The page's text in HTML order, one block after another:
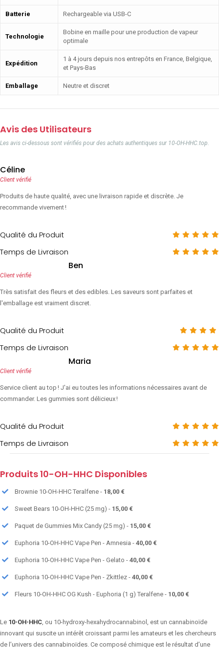
Batterie Rechargeable via USB-C
Technologie
Bobine en maille pour une production de vapeur
optimale
Expédition
1 à 4 jours depuis nos entrepôts en France, Belgique,
et Pays-Bas
Emballage Neutre et discret
Avis des Utilisateurs
Les avis ci-dessous sont vérifiés pour des achats authentiques sur 10-OH-HHC.top.
Céline
Client vérifié
Produits de haute qualité, avec une livraison rapide et discrète. Je
recommande vivement !
Qualité du Produit
Temps de Livraison
Ben
Client vérifié
Très satisfait des fleurs et des edibles. Les saveurs sont parfaites et
l'emballage est vraiment discret.
Qualité du Produit
Temps de Livraison
Maria
Client vérifié
Service client au top ! J'ai eu toutes les informations nécessaires avant de
commander. Les gummies sont délicieux !
Qualité du Produit
Temps de Livraison
Produits 10-OH-HHC Disponibles
Brownie 10-OH-HHC Teralfene - 18,00 €
Sweet Bears 10-OH-HHC (25 mg) - 15,00 €
Paquet de Gummies Mix Candy (25 mg) - 15,00 €
Euphoria 10-OH-HHC Vape Pen - Amnesia - 40,00 €
Euphoria 10-OH-HHC Vape Pen - Gelato - 40,00 €
Euphoria 10-OH-HHC Vape Pen - Zkittlez - 40,00 €
Fleurs 10-OH-HHC OG Kush - Euphoria (1 g) Teralfene - 10,00 €
Le 10-OH-HHC , ou 10-hydroxy-hexahydrocannabinol, est un cannabinoïde
innovant qui suscite un intérêt croissant parmi les amateurs et les chercheurs
de l’univers des cannabinoïdes. Ce composé chimique est le résultat d’une